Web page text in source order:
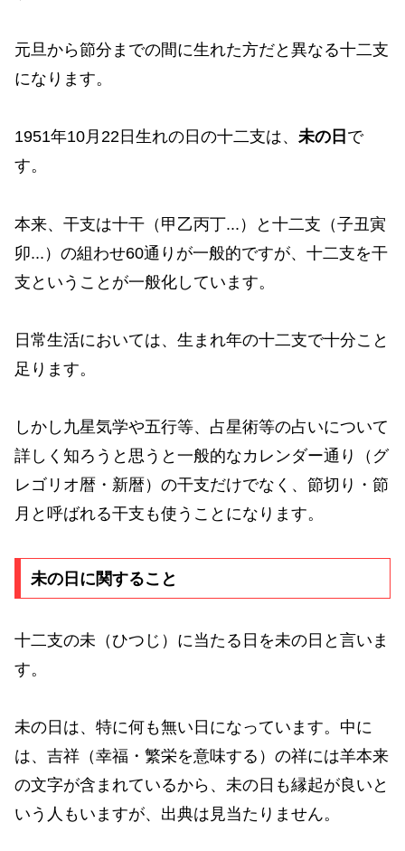
元旦から節分までの間に生れた方だと異なる十二支
になります。
1951年10月22日生れの日の十二支は、 未の日 で
す。
本来、干支は十干（甲乙丙丁...）と十二支（子丑寅
卯...）の組わせ60通りが一般的ですが、十二支を干
支ということが一般化しています。
日常生活においては、生まれ年の十二支で十分こと
足ります。
しかし九星気学や五行等、占星術等の占いについて
詳しく知ろうと思うと一般的なカレンダー通り（グ
レゴリオ暦・新暦）の干支だけでなく、節切り・節
月と呼ばれる干支も使うことになります。
未の日に関すること
十二支の未（ひつじ）に当たる日を未の日と言いま
す。
未の日は、特に何も無い日になっています。中に
は、吉祥（幸福・繁栄を意味する）の祥には羊本来
の文字が含まれているから、未の日も縁起が良いと
いう人もいますが、出典は見当たりません。